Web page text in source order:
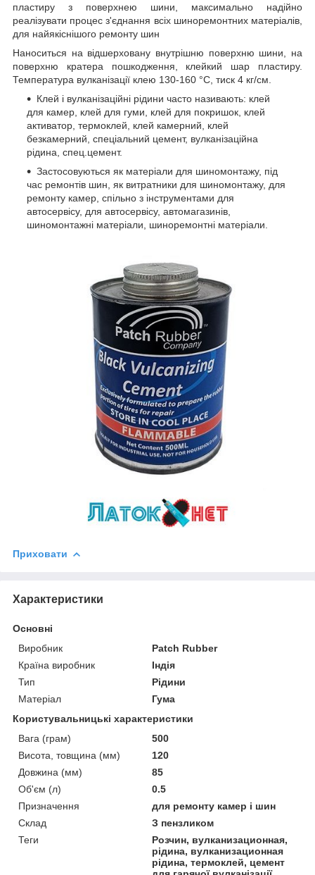
пластиру з поверхнею шини, максимально надійно
реалізувати процес з'єднання всіх шиноремонтних матеріалів,
для найякіснішого ремонту шин
Наноситься на відшерховану внутрішню поверхню шини, на
поверхню кратера пошкодження, клейкий шар пластиру.
Температура вулканізації клею 130-160 °C, тиск 4 кг/см.
Клей і вулканізаційні рідини часто називають: клей
для камер, клей для гуми, клей для покришок, клей
активатор, термоклей, клей камерний, клей
безкамерний, спеціальний цемент, вулканізаційна
рідина, спец.цемент.
Застосовуються як матеріали для шиномонтажу, під
час ремонтів шин, як витратники для шиномонтажу, для
ремонту камер, спільно з інструментами для
автосервісу, для автосервісу, автомагазинів,
шиномонтажні матеріали, шиноремонтні матеріали.
Приховати
Характеристики
Основні
Виробник
Patch Rubber
Країна виробник
Індія
Тип
Рідини
Матеріал
Гума
Користувальницькі характеристики
Вага (грам)
500
Висота, товщина (мм)
120
Довжина (мм)
85
Об'єм (л)
0.5
Призначення
для ремонту камер і шин
Склад
З пензликом
Теги
Розчин, вулканизационная,
рідина, вулканизационная
рідина, термоклей, цемент